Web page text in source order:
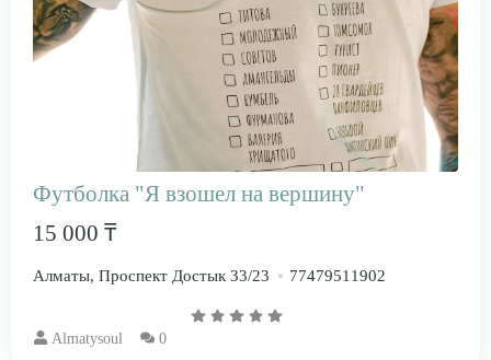
Футболка "Я взошел на вершину"
15 000 ₸
Алматы, Проспект Достык 33/23 77479511902
Almatysoul 0